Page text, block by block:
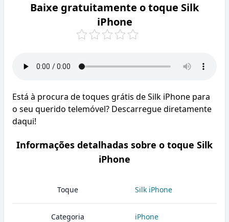
Baixe gratuitamente o toque Silk
iPhone
Está à procura de toques grátis de Silk iPhone para
o seu querido telemóvel? Descarregue diretamente
daqui!
Informações detalhadas sobre o toque Silk
iPhone
Toque Silk iPhone
Categoria iPhone